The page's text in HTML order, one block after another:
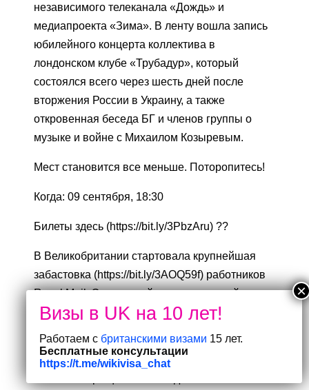
независимого телеканала «Дождь» и
медиапроекта «Зима». В ленту вошла запись
юбилейного концерта коллектива в
лондонском клубе «Трубадур», который
состоялся всего через шесть дней после
вторжения России в Украину, а также
откровенная беседа БГ и членов группы о
музыке и войне с Михаилом Козыревым.
Мест становится все меньше. Поторопитесь!
Когда: 09 сентября, 18:30
Билеты здесь (https://bit.ly/3PbzAru) ??
В Великобритании стартовала крупнейшая
забастовка (https://bit.ly/3AOQ59f) работников
Royal Mail. Это первый из четырех дней
забастовок, последующие запланированы на
Всемирно известный карнавал в Ноттинг-
Работаем с британскими визами 15 лет.
Бесплатные консультации
https://t.me/wikivisa_chat